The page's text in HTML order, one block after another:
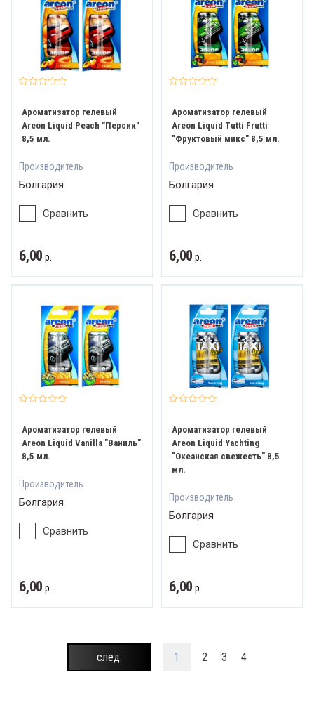
Ароматизатор гелевый
Areon Liquid Peach "Персик"
8,5 мл.
Производитель
Болгария
Сравнить
6,00 р.
Ароматизатор гелевый
Areon Liquid Tutti Frutti
"Фруктовый микс" 8,5 мл.
Производитель
Болгария
Сравнить
6,00 р.
Ароматизатор гелевый
Areon Liquid Vanilla "Ваниль"
8,5 мл.
Производитель
Болгария
Сравнить
6,00 р.
Ароматизатор гелевый
Areon Liquid Yachting
"Океанская свежесть" 8,5
мл.
Производитель
Болгария
Сравнить
6,00 р.
1 2 3 4
след.